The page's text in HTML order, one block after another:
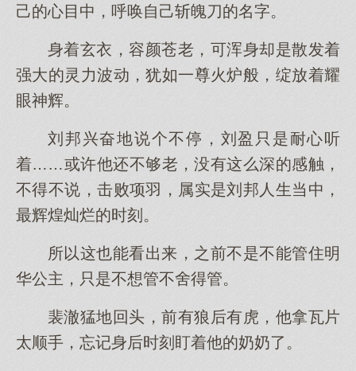
己的心目中，呼唤自己斩魄刀的名字。
身着玄衣，容颜苍老，可浑身却是散发着
强大的灵力波动，犹如一尊火炉般，绽放着耀
眼神辉。
刘邦兴奋地说个不停，刘盈只是耐心听
着……或许他还不够老，没有这么深的感触，
不得不说，击败项羽，属实是刘邦人生当中，
最辉煌灿烂的时刻。
所以这也能看出来，之前不是不能管住明
华公主，只是不想管不舍得管。
裴澈猛地回头，前有狼后有虎，他拿瓦片
太顺手，忘记身后时刻盯着他的奶奶了。